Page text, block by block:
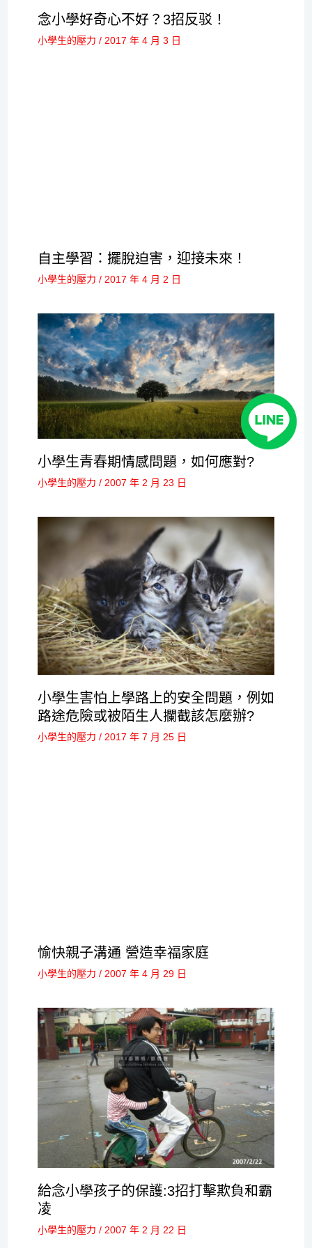
念小學好奇心不好？3招反驳！
小學生的壓力 / 2017 年 4 月 3 日
自主學習：擺脫迫害，迎接未來！
小學生的壓力 / 2017 年 4 月 2 日
小學生青春期情感問題，如何應對?
小學生的壓力 / 2007 年 2 月 23 日
小學生害怕上學路上的安全問題，例如
路途危險或被陌生人攔截該怎麼辦?
小學生的壓力 / 2017 年 7 月 25 日
愉快親子溝通 營造幸福家庭
小學生的壓力 / 2007 年 4 月 29 日
給念小學孩子的保護:3招打擊欺負和霸
凌
小學生的壓力 / 2007 年 2 月 22 日